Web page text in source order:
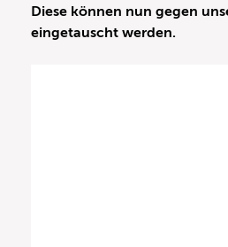
Diese können nun gegen
eingetauscht werden.